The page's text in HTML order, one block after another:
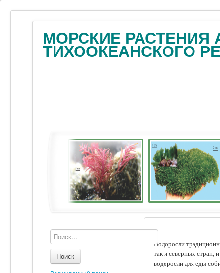
МОРСКИЕ РАСТЕНИЯ
ТИХООКЕАНСКОГО
Водоросли
так и северных стран,
водоросли для еды
Поиск